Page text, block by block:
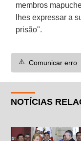
membros
lhes expressar a
prisão".
⚠️ Comunicar erro
NOTÍCIAS